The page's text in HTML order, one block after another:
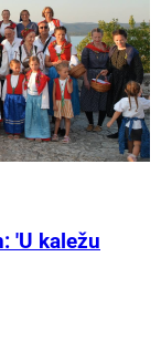
'U kaležu